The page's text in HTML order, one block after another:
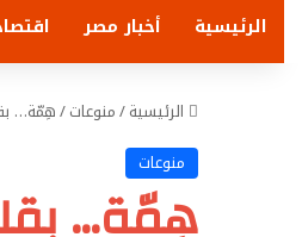
الرئيسية أخبار مصر
الرئيسية/منوعات/هِمّة…
منوعات
هِمّة…